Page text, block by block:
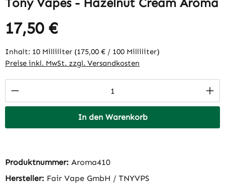
Tony Vapes - Hazelnut Cream Aroma
Regulärer Preis:
17,50 €
Inhalt: 10 Milliliter (175,00 € / 100 Milliliter)
Preise inkl. MwSt. zzgl. Versandkosten
Produkt Anzahl: Gib den gewünschten
In den Warenkorb
Produktnummer: Aroma410
Hersteller: Fair Vape GmbH / TNYVPS